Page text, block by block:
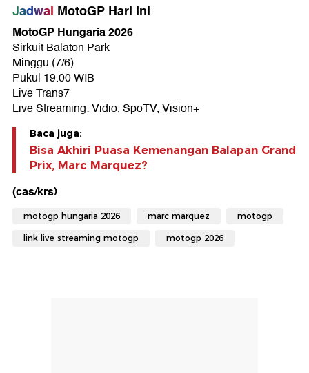
Jadwal MotoGP Hari Ini
MotoGP Hungaria 2026
Sirkuit Balaton Park
Minggu (7/6)
Pukul 19.00 WIB
Live Trans7
Live Streaming: Vidio, SpoTV, Vision+
Baca juga:
Bisa Akhiri Puasa Kemenangan Balapan Grand
Prix, Marc Marquez?
(cas/krs)
motogp hungaria 2026 marc marquez motogp
link live streaming motogp motogp 2026